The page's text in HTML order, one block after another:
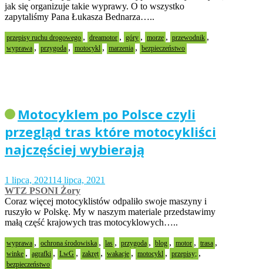
jak się organizuje takie wyprawy. O to wszystko
zapytaliśmy Pana Łukasza Bednarza…..
przepisy ruchu drogowego , dreamotor , góry , morze , przewodnik ,
wyprawa , przygoda , motocykl , marzenia , bezpieczeństwo
Motocyklem po Polsce czyli
przegląd tras które motocykliści
najczęściej wybierają
1 lipca, 202114 lipca, 2021
WTZ PSONI Żory
Coraz więcej motocyklistów odpaliło swoje maszyny i
ruszyło w Polskę. My w naszym materiale przedstawimy
małą część krajowych tras motocyklowych…..
wyprawa , ochrona środowiska , las , przygoda , blog , motor , trasa ,
winke , agrafki , LwG , zakręt , wakacje , motocykl , przepisy; ,
bezpieczeństwo